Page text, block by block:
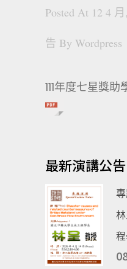
Posted At 12 4
告 By Wordpress
111年度七星獎
最新演講公告